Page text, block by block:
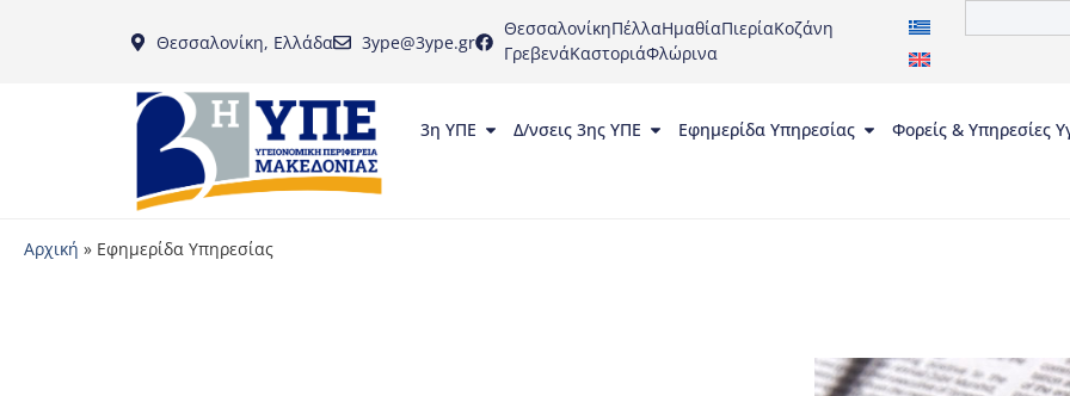
Θεσσαλονίκη, Ελλάδα 3ype@3ype.gr
ΘεσσαλονίκηΠέλλαΗμαθίαΠιερίαΚοζάνη
ΓρεβενάΚαστοριάΦλώρινα
3η ΥΠΕ Δ/νσεις 3ης ΥΠΕ Εφημερίδα Υπηρεσίας Φορείς & Υπηρεσίες
Αρχική » Εφημερίδα Υπηρεσίας